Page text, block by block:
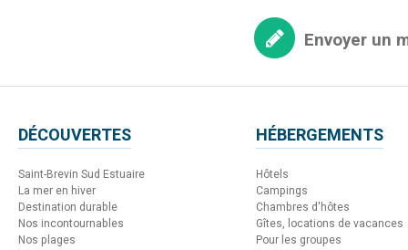
Envoyer un
DÉCOUVERTES
Saint-Brevin Sud Estuaire
La mer en hiver
Destination durable
Nos incontournables
Nos plages
HÉBERGEMENTS
Hôtels
Campings
Chambres d'hôtes
Gîtes, locations de vacances
Pour les groupes